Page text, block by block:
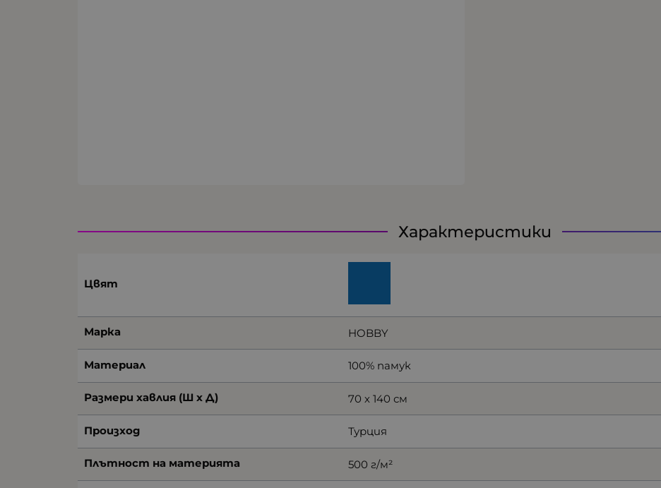
Характеристики
Цвят
Марка HOBBY
Материал 100% памук
Размери хавлия (Ш х Д) 70 х 140 см
Произход Турция
Плътност на материята 500 г/м²